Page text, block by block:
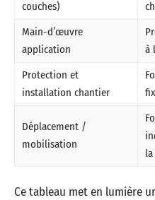
couches)
Main-d’œuvre
application
à
Protection et
installation chantier
Déplacement /
mobilisation
Ce tableau met en lumière